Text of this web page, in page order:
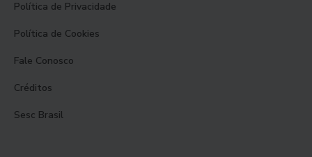
Política de Privacidade
Política de Cookies
Fale Conosco
Créditos
Sesc Brasil